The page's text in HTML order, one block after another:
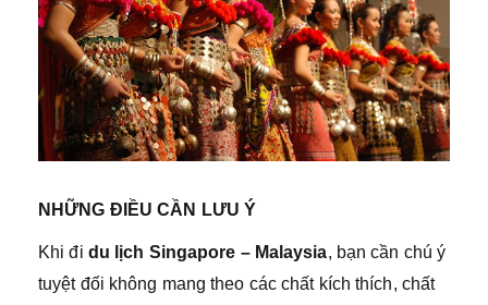
NHỮNG ĐIỀU CẦN LƯU Ý
Khi đi du lịch Singapore – Malaysia, bạn cần chú ý
tuyệt đối không mang theo các chất kích thích, chất